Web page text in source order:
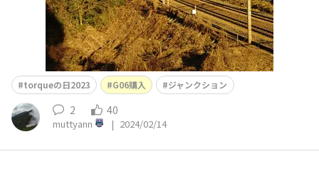
torqueの日2023 G06購入 ジャンクション
2 40
muttyann | 2024/02/14